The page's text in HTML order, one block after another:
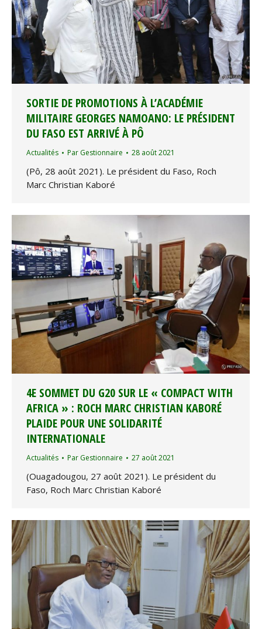
SORTIE DE PROMOTIONS À L’ACADÉMIE
MILITAIRE GEORGES NAMOANO: LE PRÉSIDENT
DU FASO EST ARRIVÉ À PÔ
Actualités Par Gestionnaire 28 août 2021
(Pô, 28 août 2021). Le président du Faso, Roch
Marc Christian Kaboré
4E SOMMET DU G20 SUR LE « COMPACT WITH
AFRICA » : ROCH MARC CHRISTIAN KABORÉ
PLAIDE POUR UNE SOLIDARITÉ
INTERNATIONALE
Actualités Par Gestionnaire 27 août 2021
(Ouagadougou, 27 août 2021). Le président du
Faso, Roch Marc Christian Kaboré